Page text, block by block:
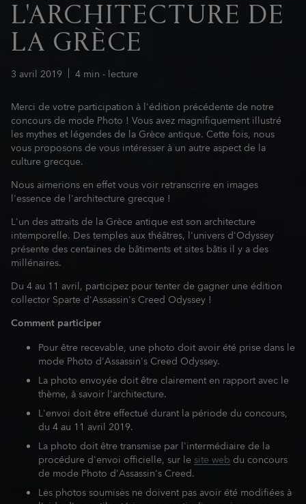
3 avril 2019 4 min - lecture
L'ARCHITECTURE DE
LA GRÈCE
Merci de votre participation à l'édition précédente de notre
concours de mode Photo ! Vous avez magnifiquement illustré
les mythes et légendes de la Grèce antique. Cette fois, nous
vous proposons de vous intéresser à un autre aspect de la
culture grecque.
Nous aimerions en effet vous voir retranscrire en images
l'essence de l'architecture grecque !
L'un des attraits de la Grèce antique est son architecture
intemporelle. Des temples aux théâtres, l'univers d'Odyssey
présente des centaines de bâtiments et sites bâtis il y a des
millénaires.
Du 4 au 11 avril, participez pour tenter de gagner une édition
collector Sparte d'Assassin's Creed Odyssey !
Comment participer
Pour être recevable, une photo doit avoir été prise dans le
mode Photo d'Assassin's Creed Odyssey.
La photo envoyée doit être clairement en rapport avec le
thème, à savoir l'architecture.
L'envoi doit être effectué durant la période du concours,
du 4 au 11 avril 2019.
La photo doit être transmise par l'intermédiaire de la
procédure d'envoi officielle, sur le site web du concours
de mode Photo d'Assassin's Creed.
Les photos soumises ne doivent pas avoir été modifiées à